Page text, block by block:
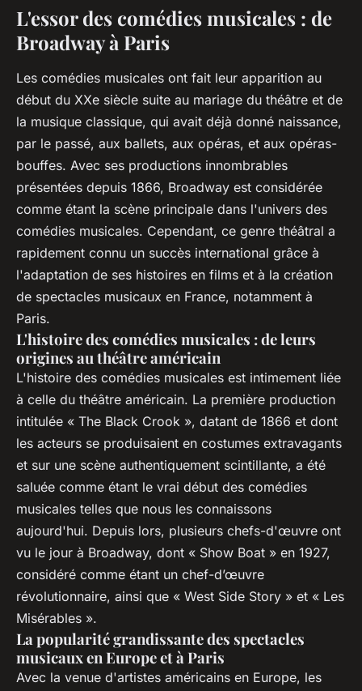
L'essor des comédies musicales : de
Broadway à Paris
Les comédies musicales ont fait leur apparition au
début du XXe siècle suite au mariage du théâtre et de
la musique classique, qui avait déjà donné naissance,
par le passé, aux ballets, aux opéras, et aux opéras-
bouffes. Avec ses productions innombrables
présentées depuis 1866, Broadway est considérée
comme étant la scène principale dans l'univers des
comédies musicales. Cependant, ce genre théâtral a
rapidement connu un succès international grâce à
l'adaptation de ses histoires en films et à la création
de spectacles musicaux en France, notamment à
Paris.
L'histoire des comédies musicales : de leurs
origines au théâtre américain
L'histoire des comédies musicales est intimement liée
à celle du théâtre américain. La première production
intitulée « The Black Crook », datant de 1866 et dont
les acteurs se produisaient en costumes extravagants
et sur une scène authentiquement scintillante, a été
saluée comme étant le vrai début des comédies
musicales telles que nous les connaissons
aujourd'hui. Depuis lors, plusieurs chefs-d'œuvre ont
vu le jour à Broadway, dont « Show Boat » en 1927,
considéré comme étant un chef-d’œuvre
révolutionnaire, ainsi que « West Side Story » et « Les
Misérables ».
La popularité grandissante des spectacles
musicaux en Europe et à Paris
Avec la venue d'artistes américains en Europe, les